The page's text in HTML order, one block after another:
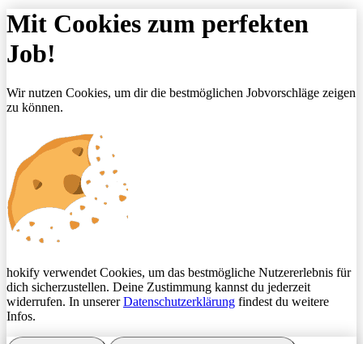
Mit Cookies zum perfekten
Job!
Wir nutzen Cookies, um dir die bestmöglichen Jobvorschläge zeigen
zu können.
hokify verwendet Cookies, um das bestmögliche Nutzererlebnis für
dich sicherzustellen. Deine Zustimmung kannst du jederzeit
widerrufen. In unsererDatenschutzerklärung findest du weitere
Infos.